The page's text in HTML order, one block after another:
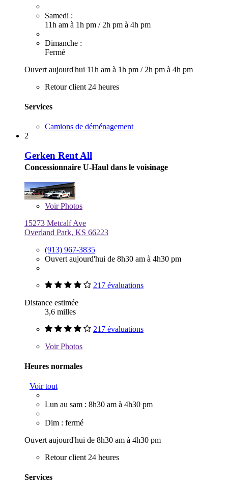
Samedi :
11h am à 1h pm / 2h pm à 4h pm
Dimanche :
Fermé
Ouvert aujourd'hui 11h am à 1h pm / 2h pm à 4h pm
Retour client 24 heures
Services
Camions de déménagement
2
Gerken Rent All
Concessionnaire U-Haul dans le voisinage
VoirPhotos
15273 Metcalf Ave
Overland Park, KS 66223
(913) 967-3835
Ouvert aujourd'hui de 8h30 am à 4h30 pm
217 évaluations
Distance estimée
3,6 milles
217 évaluations
VoirPhotos
Heures normales
Voir tout
Lun au sam : 8h30 am à 4h30 pm
Dim : fermé
Ouvert aujourd'hui de 8h30 am à 4h30 pm
Retour client 24 heures
Services